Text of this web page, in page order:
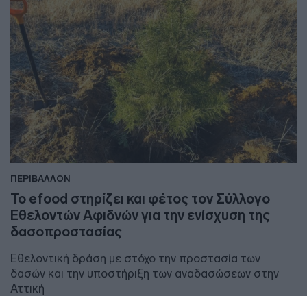
ΠΕΡΙΒΑΛΛΟΝ
Το efood στηρίζει και φέτος τον Σύλλογο
Εθελοντών Αφιδνών για την ενίσχυση της
δασοπροστασίας
Εθελοντική δράση με στόχο την προστασία των
δασών και την υποστήριξη των αναδασώσεων στην
Αττική